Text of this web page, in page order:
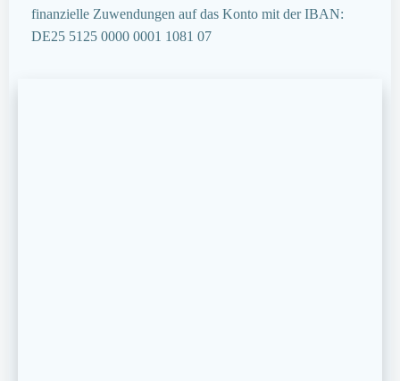
finanzielle Zuwendungen auf das Konto mit der IBAN:
DE25 5125 0000 0001 1081 07